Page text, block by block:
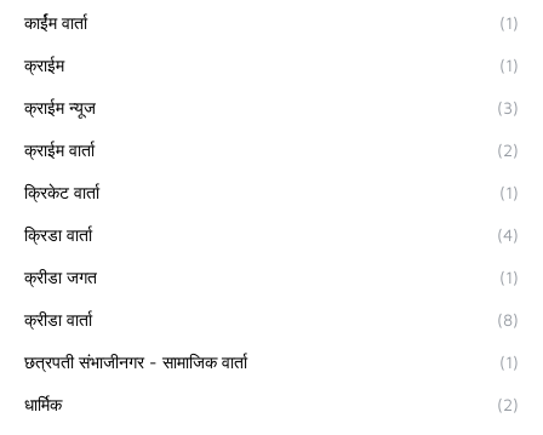
कार्ईम वार्ता (1)
क्राईम (1)
क्राईम न्यूज (3)
क्राईम वार्ता (2)
क्रिकेट वार्ता (1)
क्रिडा वार्ता (4)
क्रीडा जगत (1)
क्रीडा वार्ता (8)
छत्रपती संभाजीनगर - सामाजिक वार्ता (1)
धार्मिक (2)